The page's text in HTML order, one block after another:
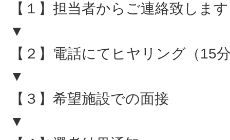
【１】担当者からご連絡致します
▼
【２】電話にてヒヤリング（15
▼
【３】希望施設での面接
▼